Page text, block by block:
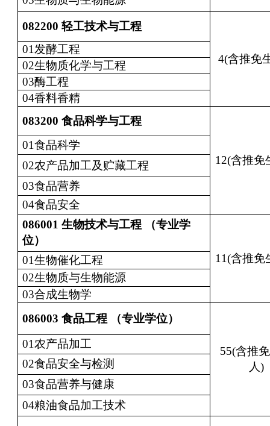
082200 轻工技术与工程
4(含推免
01发酵工程
02生物质化学与工程
03酶工程
04香料香精
083200 食品科学与工程
12(含推免
01食品科学
02农产品加工及贮藏工程
03食品营养
04食品安全
086001 生物技术与工程 （专业学
位）
11(含推免
01生物催化工程
02生物质与生物能源
03合成生物学
086003 食品工程 （专业学位）
55(含推
人)
01农产品加工
02食品安全与检测
03食品营养与健康
04粮油食品加工技术